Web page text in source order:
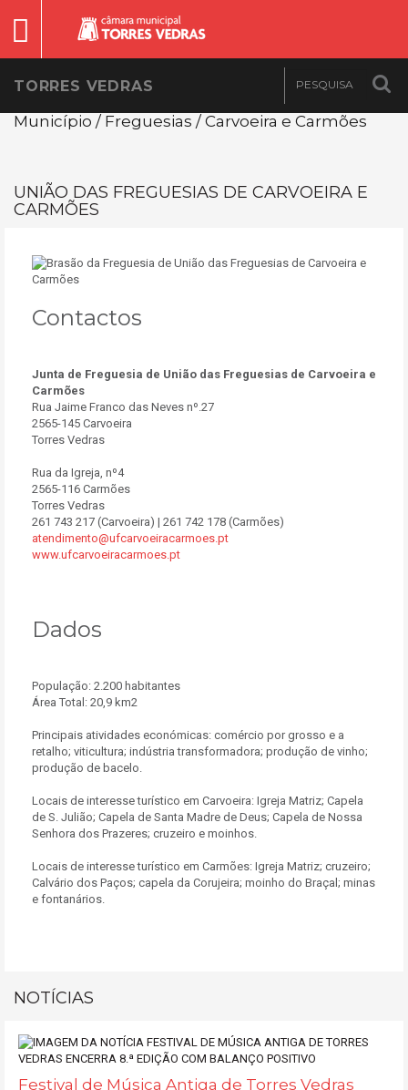
TORRES VEDRAS
Município / Freguesias / Carvoeira e Carmões
UNIÃO DAS FREGUESIAS DE CARVOEIRA E
CARMÕES
Contactos
Junta de Freguesia de União das Freguesias de Carvoeira e
Carmões
Rua Jaime Franco das Neves nº.27
2565-145 Carvoeira
Torres Vedras
Rua da Igreja, nº4
2565-116 Carmões
Torres Vedras
261 743 217 (Carvoeira) | 261 742 178 (Carmões)
atendimento@ufcarvoeiracarmoes.pt
www.ufcarvoeiracarmoes.pt
Dados
População: 2.200 habitantes
Área Total: 20,9 km2
Principais atividades económicas: comércio por grosso e a
retalho; viticultura; indústria transformadora; produção de vinho;
produção de bacelo.
Locais de interesse turístico em Carvoeira: Igreja Matriz; Capela
de S. Julião; Capela de Santa Madre de Deus; Capela de Nossa
Senhora dos Prazeres; cruzeiro e moinhos.
Locais de interesse turístico em Carmões: Igreja Matriz; cruzeiro;
Calvário dos Paços; capela da Corujeira; moinho do Braçal; minas
e fontanários.
NOTÍCIAS
Festival de Música Antiga de Torres Vedras